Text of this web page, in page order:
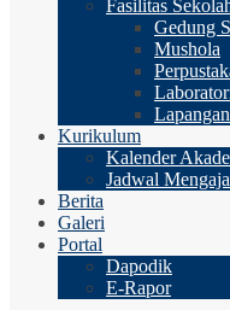
Fasilitas
Gedung
Mushola
Kurikulum
Kalender
Jadwal
Berita
Galeri
Portal
Dapodik
E-Rapor